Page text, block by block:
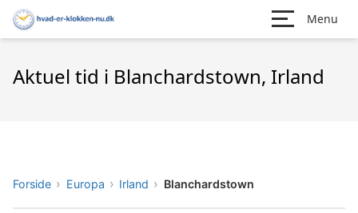
Menu
Aktuel tid i Blanchardstown, Irland
Forside Europa Irland Blanchardstown